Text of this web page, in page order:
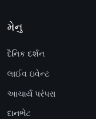
મેનુ
દૈનિક દર્શન
લાઈવ ઇવેન્ટ
આચાર્ય પરંપરા
દાનભેટ